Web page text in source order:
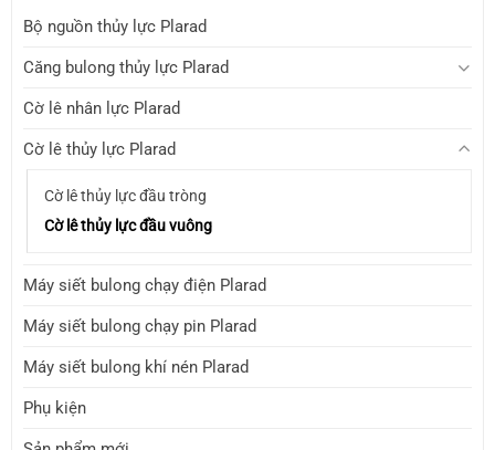
Bộ nguồn thủy lực Plarad
Căng bulong thủy lực Plarad
Cờ lê nhân lực Plarad
Cờ lê thủy lực Plarad
Cờ lê thủy lực đầu tròng
Cờ lê thủy lực đầu vuông
Máy siết bulong chạy điện Plarad
Máy siết bulong chạy pin Plarad
Máy siết bulong khí nén Plarad
Phụ kiện